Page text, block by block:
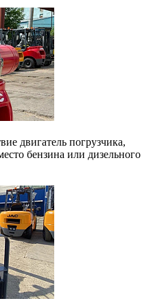
двигатель погрузчика,
бензина или дизельного